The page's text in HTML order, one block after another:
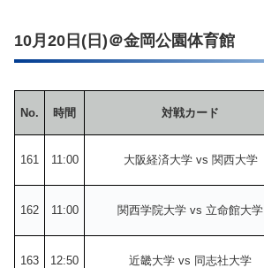
10月20日(日)＠金岡公園体育館
No. 時間 対戦カード
161 11:00 大阪経済大学 vs 関西大学
162 11:00 関西学院大学 vs 立命館大学
163 12:50 近畿大学 vs 同志社大学